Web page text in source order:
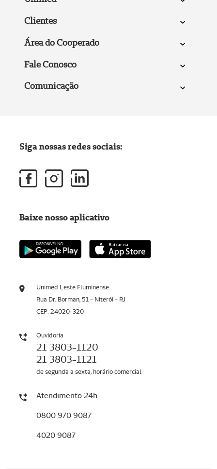
Clientes
Área do Cooperado
Fale Conosco
Comunicação
Unimed Leste Fluminense
Rua Dr. Borman, 51 - Niterói - RJ
CEP: 24020-320
Ouvidoria
21 3803-1120
21 3803-1121
de segunda a sexta, horário comercial
Atendimento 24h
0800 970 9087
4020 9087
Siga nossas redes sociais:
Baixe nosso aplicativo